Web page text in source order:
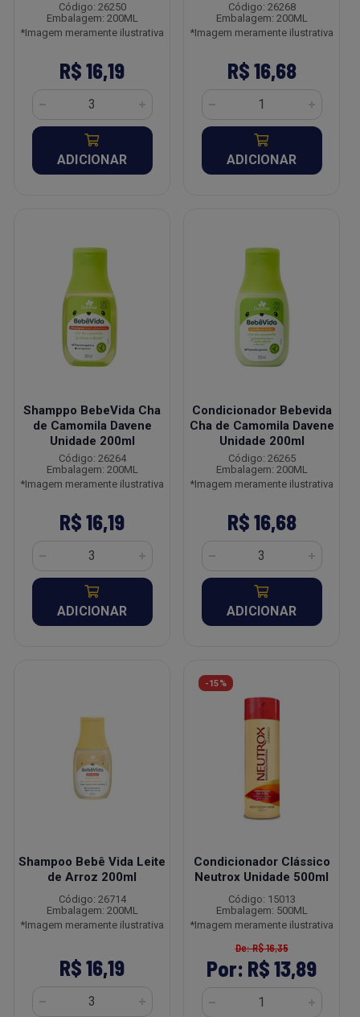
Código: 26250
Embalagem: 200ML
*Imagem meramente ilustrativa
R$ 16,19
ADICIONAR
Código: 26268
Embalagem: 200ML
*Imagem meramente ilustrativa
R$ 16,68
ADICIONAR
Shamppo BebeVida Cha
de Camomila Davene
Unidade 200ml
Código: 26264
Embalagem: 200ML
*Imagem meramente ilustrativa
R$ 16,19
ADICIONAR
Condicionador Bebevida
Cha de Camomila Davene
Unidade 200ml
Código: 26265
Embalagem: 200ML
*Imagem meramente ilustrativa
R$ 16,68
ADICIONAR
Shampoo Bebê Vida Leite
de Arroz 200ml
Código: 26714
Embalagem: 200ML
*Imagem meramente ilustrativa
R$ 16,19
-15%
Condicionador Clássico
Neutrox Unidade 500ml
Código: 15013
Embalagem: 500ML
*Imagem meramente ilustrativa
De: R$ 16,35
Por: R$ 13,89